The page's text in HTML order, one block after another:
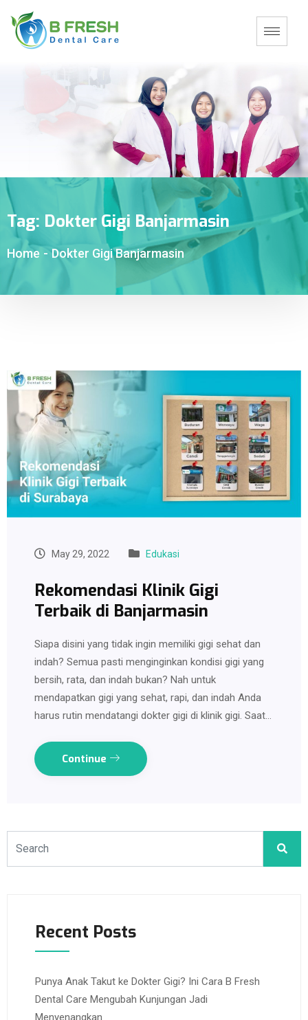
Tag: Dokter Gigi Banjarmasin
Home - Dokter Gigi Banjarmasin
May 29, 2022 Edukasi
Rekomendasi Klinik Gigi
Terbaik di Banjarmasin
Siapa disini yang tidak ingin memiliki gigi sehat dan
indah? Semua pasti menginginkan kondisi gigi yang
bersih, rata, dan indah bukan? Nah untuk
mendapatkan gigi yang sehat, rapi, dan indah Anda
harus rutin mendatangi dokter gigi di klinik gigi. Saat…
Continue
Recent Posts
Punya Anak Takut ke Dokter Gigi? Ini Cara B Fresh
Dental Care Mengubah Kunjungan Jadi
Menyenangkan